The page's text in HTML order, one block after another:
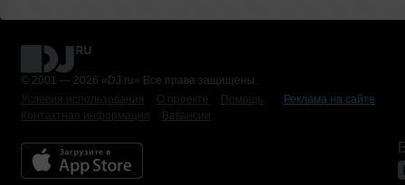
© 2001 — 2026 «DJ.ru» Все права защищены.
Условия использования
О проекте Помощь
Реклама на сайте
Контактная информация
Вакансии